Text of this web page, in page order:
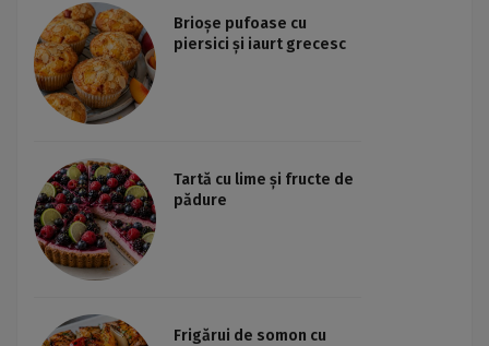
Brioșe pufoase cu
piersici și iaurt grecesc
Tartă cu lime și fructe de
pădure
Frigărui de somon cu